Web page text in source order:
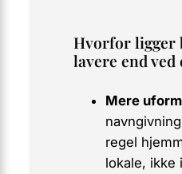
Hvorfor ligger
lavere end ved
Mere
regel
lokale, ikke